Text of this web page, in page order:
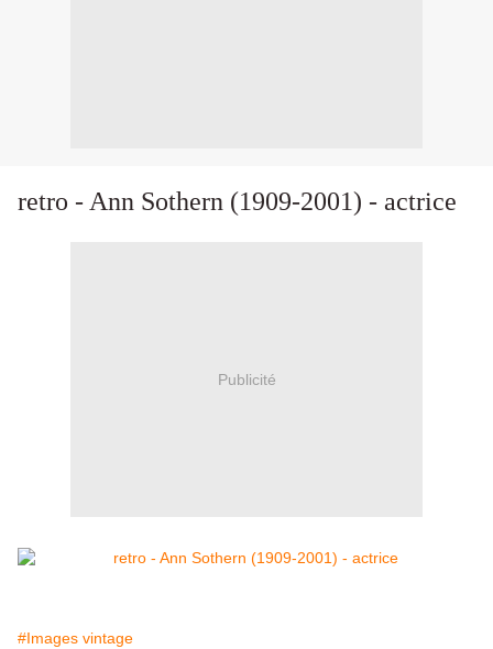
retro - Ann Sothern (1909-2001) - actrice
Publicité
#Images vintage